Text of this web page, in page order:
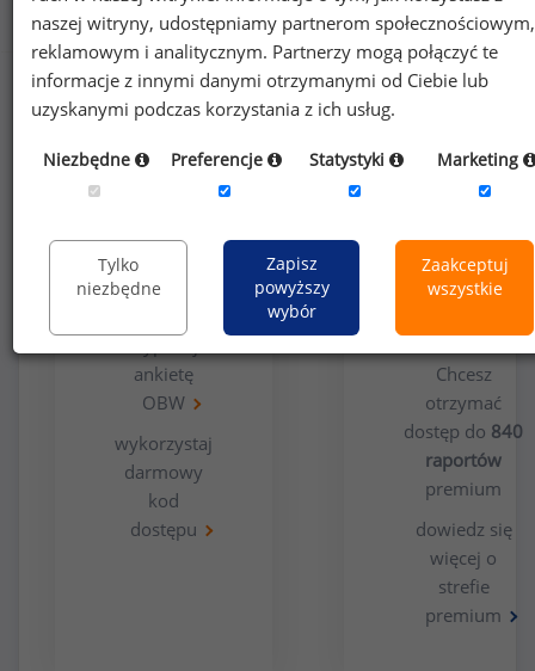
Jak uzyskać dostęp do raportu?
Opcja
bezpłatna
ankietę
OBW
wykorzystaj
darmowy
kod
dostępu
Dla
użytkowników
premium
Chcesz
otrzymać
dostęp do 840
raportów
premium
dowiedz się
więcej o
strefie
premium
naszej witryny, udostępniamy partnerom społecznościowym,
reklamowym i analitycznym. Partnerzy mogą połączyć te
informacje z innymi danymi otrzymanymi od Ciebie lub
uzyskanymi podczas korzystania z ich usług.
Niezbędne Preferencje Statystyki Marketing
Tylko
niezbędne
Zapisz
powyższy
wybór
Zaakceptuj
wszystkie